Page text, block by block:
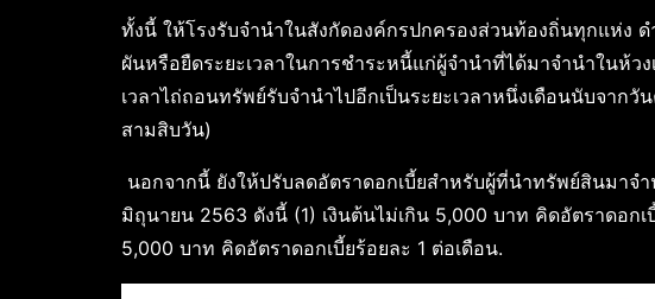
ทั้งนี้ ให้โรงรับจำนำในสังกัดองค์กรปกครองส่วนท้องถิ่นทุกแห่ง
ผันหรือยืดระยะเวลาในการชำระหนี้แก่ผู้จำนำที่ได้มาจำนำในห้
เวลาไถ่ถอนทรัพย์รับจำนำไปอีกเป็นระยะเวลาหนึ่งเดือนนับจาก
สามสิบวัน)
นอกจากนี้ ยังให้ปรับลดอัตราดอกเบี้ยสำหรับผู้ที่นำทรัพย์สินมาจ
มิถุนายน 2563 ดังนี้ (1) เงินต้นไม่เกิน 5,000 บาท คิดอัตราดอกเ
5,000 บาท คิดอัตราดอกเบี้ยร้อยละ 1 ต่อเดือน.